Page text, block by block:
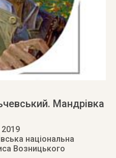
Мандрівка
2019
національна
Возницького